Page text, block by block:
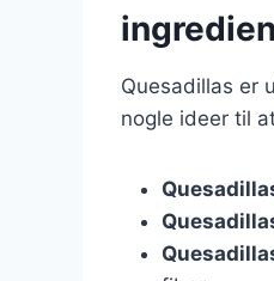
Quesadillas er
nogle ideer til